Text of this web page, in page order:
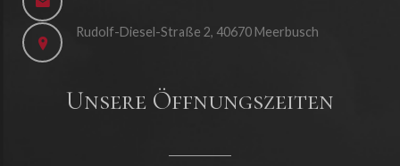
Rudolf-Diesel-Straße 2, 40670 Meerbusch
Unsere Öffnungszeiten